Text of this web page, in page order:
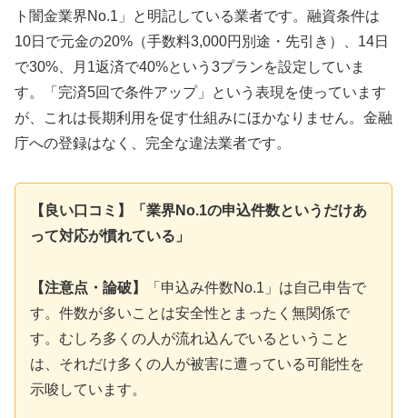
ト闇金業界No.1」と明記している業者です。融資条件は
10日で元金の20%（手数料3,000円別途・先引き）、14日
で30%、月1返済で40%という3プランを設定していま
す。「完済5回で条件アップ」という表現を使っています
が、これは長期利用を促す仕組みにほかなりません。金融
庁への登録はなく、完全な違法業者です。
【良い口コミ】「業界No.1の申込件数というだけあ
って対応が慣れている」
【注意点・論破】
「申込み件数No.1」は自己申告で
す。件数が多いことは安全性とまったく無関係で
す。むしろ多くの人が流れ込んでいるということ
は、それだけ多くの人が被害に遭っている可能性を
示唆しています。